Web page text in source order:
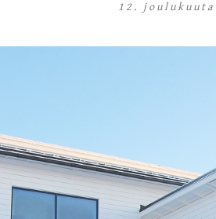
12. joulukuuta